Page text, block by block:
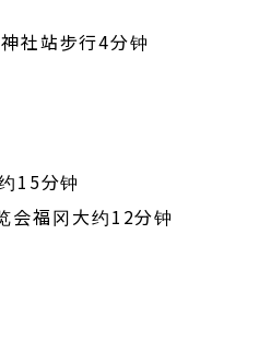
社站步行4分钟
15分钟
福冈大约12分钟